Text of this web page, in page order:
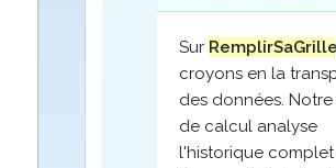
Sur RemplirSaGrille
croyons en la
des données.
de calcul analyse
l'historique